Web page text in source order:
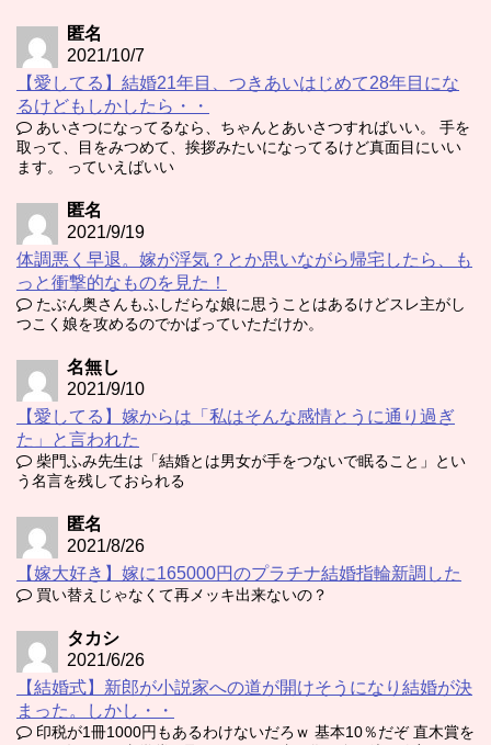
匿名
2021/10/7
【愛してる】結婚21年目、つきあいはじめて28年目にな
るけどもしかしたら・・
あいさつになってるなら、ちゃんとあいさつすればいい。 手を
取って、目をみつめて、挨拶みたいになってるけど真面目にいい
ます。 っていえばいい
匿名
2021/9/19
体調悪く早退。嫁が浮気？とか思いながら帰宅したら、も
っと衝撃的なものを見た！
たぶん奥さんもふしだらな娘に思うことはあるけどスレ主がし
つこく娘を攻めるのでかばっていただけか。
名無し
2021/9/10
【愛してる】嫁からは「私はそんな感情とうに通り過ぎ
た」と言われた
柴門ふみ先生は「結婚とは男女が手をつないで眠ること」とい
う名言を残しておられる
匿名
2021/8/26
【嫁大好き】嫁に165000円のプラチナ結婚指輪新調した
買い替えじゃなくて再メッキ出来ないの？
タカシ
2021/6/26
【結婚式】新郎が小説家への道が開けそうになり結婚が決
まった。しかし・・
印税が1冊1000円もあるわけないだろｗ 基本10％だぞ 直木賞を